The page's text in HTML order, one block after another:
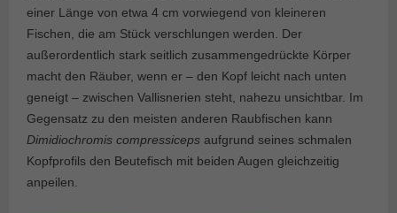
einer Länge von etwa 4 cm vorwiegend von kleineren
Fischen, die am Stück verschlungen werden. Der
außerordentlich stark seitlich zusammengedrückte Körper
macht den Räuber, wenn er – den Kopf leicht nach unten
geneigt – zwischen Vallisnerien steht, nahezu unsichtbar. Im
Gegensatz zu den meisten anderen Raubfischen kann
Dimidiochromis compressiceps aufgrund seines schmalen
Kopfprofils den Beutefisch mit beiden Augen gleichzeitig
anpeilen.